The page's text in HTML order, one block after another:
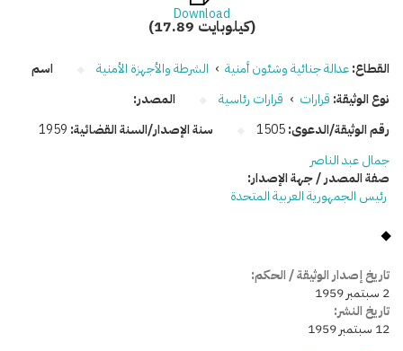
Download
(17.89 كيلوبايت)
القطاع:عدالة جنائية وشئون أمنية › الشرطة والأجهزة الأمنية
نوع الوثيقة: قرارات › قرارات رئاسية
رقم الوثيقة/الدعوى:1505 سنة الإصدار/السنة القضائية: 1959
اسم
المصدر:
جمال عبد الناصر
صفة المصدر / جهة الإصدار:
رئيس الجمهورية العربية المتحدة
تاريخ إصدار الوثيقة / الحكم:
2 سبتمبر 1959
تاريخ النشر:
12 سبتمبر 1959